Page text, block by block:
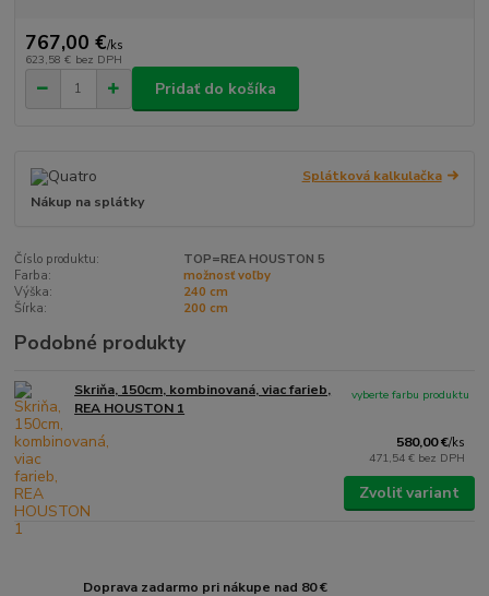
767,00 €/ks
623,58 € bez DPH
Pridať do košíka
Splátková kalkulačka
Nákup na splátky
Číslo produktu:
TOP=REA HOUSTON 5
Farba:
možnosť voľby
Výška:
240 cm
Šírka:
200 cm
Podobné produkty
Skriňa, 150cm, kombinovaná, viac farieb,
REA HOUSTON 1
580,00 €/ks
471,54 € bez DPH
vyberte farbu produktu
Zvoliť variant
Doprava zadarmo pri nákupe nad 80 €